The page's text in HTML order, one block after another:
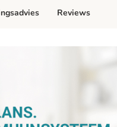
Reviews